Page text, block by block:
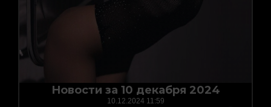
Новости за 10 декабря 2024
10.12.2024 11:59